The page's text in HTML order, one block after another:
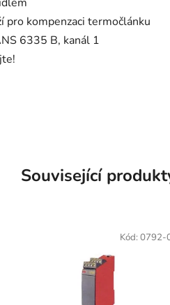
pro kompenzaci termočlánku
6335 B, kanál 1
Související
Kód: 0792-